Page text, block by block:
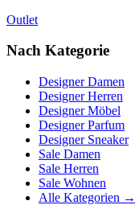
Outlet
Nach Kategorie
Designer Damen
Designer Herren
Designer Möbel
Designer Parfum
Designer Sneaker
Sale Damen
Sale Herren
Sale Wohnen
Alle Kategorien →